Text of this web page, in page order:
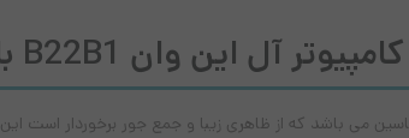
کامپیوتر آل این وان B22B1 باسین